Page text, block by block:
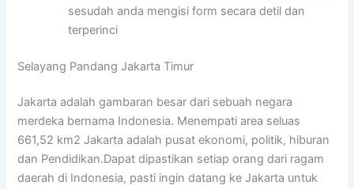
sesudah anda mengisi form secara detil dan
terperinci
Selayang Pandang Jakarta Timur
Jakarta adalah gambaran besar dari sebuah negara
merdeka bernama Indonesia. Menempati area seluas
661,52 km2 Jakarta adalah pusat ekonomi, politik, hiburan
dan Pendidikan.Dapat dipastikan setiap orang dari ragam
daerah di Indonesia, pasti ingin datang ke Jakarta untuk